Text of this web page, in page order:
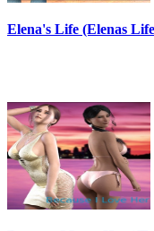
Elena's Life (Elenas